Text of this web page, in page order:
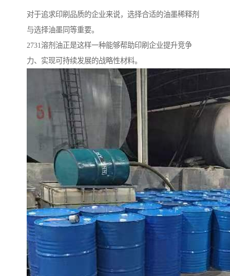
对于追求印刷品质的企业来说，选择合适的油墨稀释剂
与选择油墨同等重要。
2731溶剂油正是这样一种能够帮助印刷企业提升竞争
力、实现可持续发展的战略性材料。